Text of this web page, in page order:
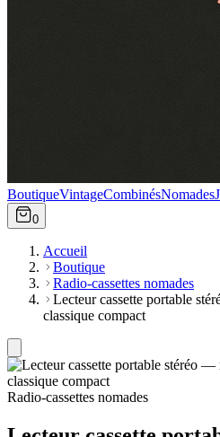
BoutiqueVintageCombinésNomades
0
Accueil
Boutique
Radio-cassettes nomades
Lecteur cassette portable
classique compact
Radio-cassettes nomades